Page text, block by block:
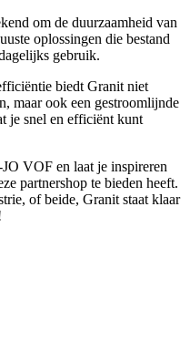
om de duurzaamheid van
oplossingen die bestand
gebruik.
biedt Granit niet
maar ook een gestroomlijnde
je snel en efficiënt kunt
VOF en laat je inspireren
partnershop te bieden heeft.
of beide, Granit staat klaar